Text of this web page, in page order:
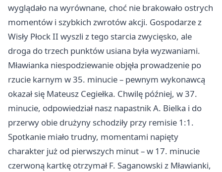
wyglądało na wyrównane, choć nie brakowało ostrych
momentów i szybkich zwrotów akcji. Gospodarze z
Wisły Płock II wyszli z tego starcia zwycięsko, ale
droga do trzech punktów usiana była wyzwaniami.
Mławianka niespodziewanie objęła prowadzenie po
rzucie karnym w 35. minucie – pewnym wykonawcą
okazał się Mateusz Cegiełka. Chwilę później, w 37.
minucie, odpowiedział nasz napastnik A. Bielka i do
przerwy obie drużyny schodziły przy remisie 1:1.
Spotkanie miało trudny, momentami napięty
charakter już od pierwszych minut – w 17. minucie
czerwoną kartkę otrzymał F. Saganowski z Mławianki,